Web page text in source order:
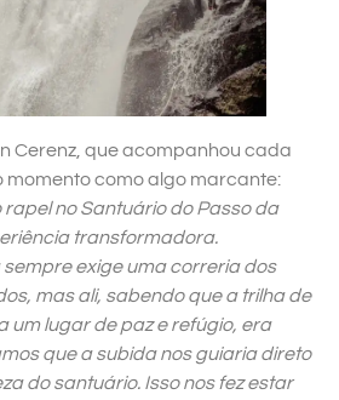
Cerenz, que acompanhou cada
momento como algo marcante:
rapel no Santuário do Passo da
transformadora.
exige uma correria dos
mas ali, sabendo que a trilha de
um lugar de paz e refúgio, era
que a subida nos guiaria direto
do santuário. Isso nos fez estar